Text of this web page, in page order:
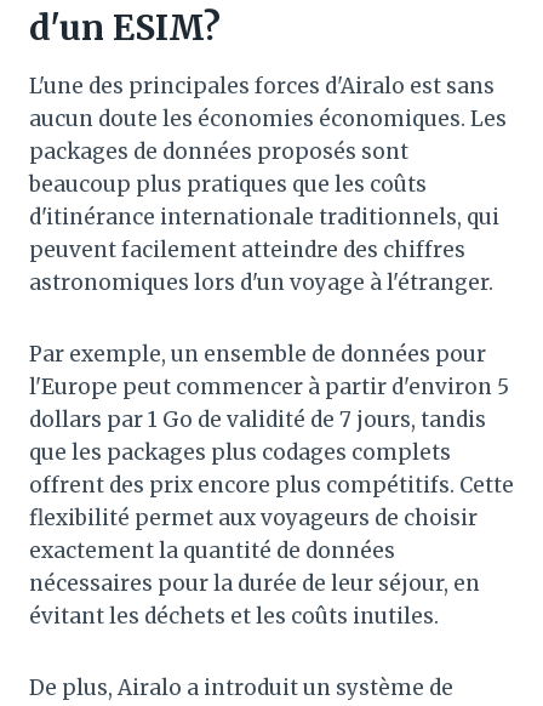
d'un ESIM?
L'une des principales forces d'Airalo est sans
aucun doute les économies économiques. Les
packages de données proposés sont
beaucoup plus pratiques que les coûts
d'itinérance internationale traditionnels, qui
peuvent facilement atteindre des chiffres
astronomiques lors d'un voyage à l'étranger.
Par exemple, un ensemble de données pour
l'Europe peut commencer à partir d'environ 5
dollars par 1 Go de validité de 7 jours, tandis
que les packages plus codages complets
offrent des prix encore plus compétitifs. Cette
flexibilité permet aux voyageurs de choisir
exactement la quantité de données
nécessaires pour la durée de leur séjour, en
évitant les déchets et les coûts inutiles.
De plus, Airalo a introduit un système de